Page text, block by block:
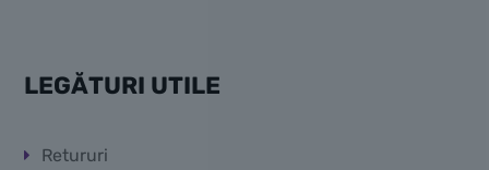
LEGĂTURI UTILE
Retururi